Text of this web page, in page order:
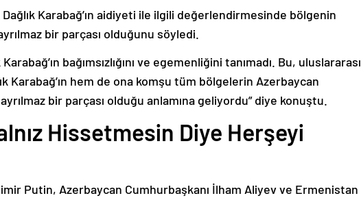
Dağlık Karabağ’ın aidiyeti ile ilgili değerlendirmesinde bölgenin
bir parçası olduğunu söyledi.
Karabağ’ın bağımsızlığını ve egemenliğini tanımadı. Bu, uluslararası
Karabağ’ın hem de ona komşu tüm bölgelerin Azerbaycan
bir parçası olduğu anlamına geliyordu” diye konuştu.
Hissetmesin Diye Herşeyi
Putin, Azerbaycan Cumhurbaşkanı İlham Aliyev ve Ermenistan